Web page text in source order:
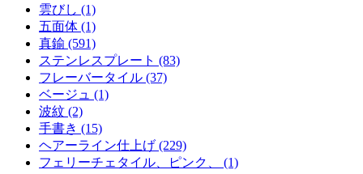
雲びし (1)
五面体 (1)
真鍮 (591)
ステンレスプレート (83)
フレーバータイル (37)
ベージュ (1)
波紋 (2)
手書き (15)
ヘアーライン仕上げ (229)
フェリーチェタイル、ピンク、 (1)